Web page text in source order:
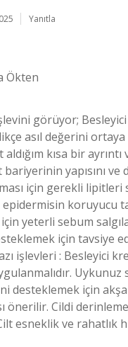
Yanıtla
Ökten
görüyor;
asıl değerini
kısa bir ayrıntı
yapısını ve
için gerekli lipitleri
koruyucu
yeterli sebum
için tavsiye
işlevleri : Besleyici
Uykunuz
desteklemek için
önerilir. Cildi
esneklik ve rahatlık